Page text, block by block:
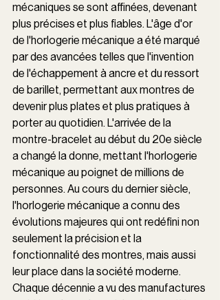
mécaniques se sont affinées, devenant
plus précises et plus fiables. L'âge d'or
de l'horlogerie mécanique a été marqué
par des avancées telles que l'invention
de l'échappement à ancre et du ressort
de barillet, permettant aux montres de
devenir plus plates et plus pratiques à
porter au quotidien. L'arrivée de la
montre-bracelet au début du 20e siècle
a changé la donne, mettant l'horlogerie
mécanique au poignet de millions de
personnes. Au cours du dernier siècle,
l'horlogerie mécanique a connu des
évolutions majeures qui ont redéfini non
seulement la précision et la
fonctionnalité des montres, mais aussi
leur place dans la société moderne.
Chaque décennie a vu des manufactures